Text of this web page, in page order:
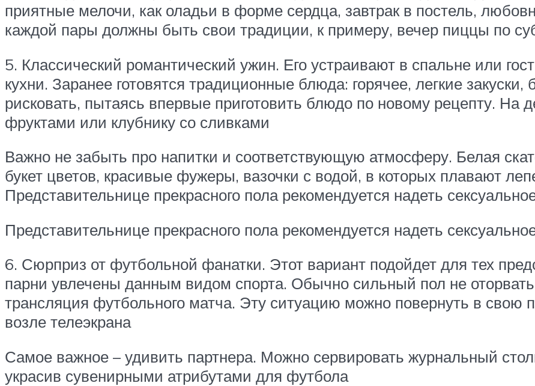
приятные мелочи, как оладьи в форме сердца, завтрак в постель,
каждой пары должны быть свои традиции, к примеру, вечер пиццы по
5. Классический романтический ужин. Его устраивают в спальне или
кухни. Заранее готовятся традиционные блюда: горячее, легкие
рисковать, пытаясь впервые приготовить блюдо по новому рецепту. На
фруктами или клубнику со сливками
Важно не забыть про напитки и соответствующую атмосферу. Белая
букет цветов, красивые фужеры, вазочки с водой, в которых плавают
Представительнице прекрасного пола рекомендуется надеть
Представительнице прекрасного пола рекомендуется надеть
6. Сюрприз от футбольной фанатки. Этот вариант подойдет для тех
парни увлечены данным видом спорта. Обычно сильный пол не оторвать
трансляция футбольного матча. Эту ситуацию можно повернуть в свою
возле телеэкрана
Самое важное – удивить партнера. Можно сервировать журнальный
украсив сувенирными атрибутами для футбола